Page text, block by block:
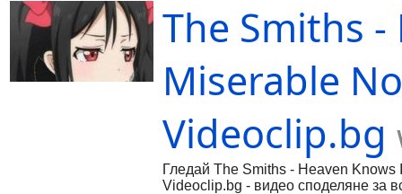
The Smiths
Miserable
Videoclip.bg
Гледай The Smiths - Heaven
Videoclip.bg - видео споделяне за